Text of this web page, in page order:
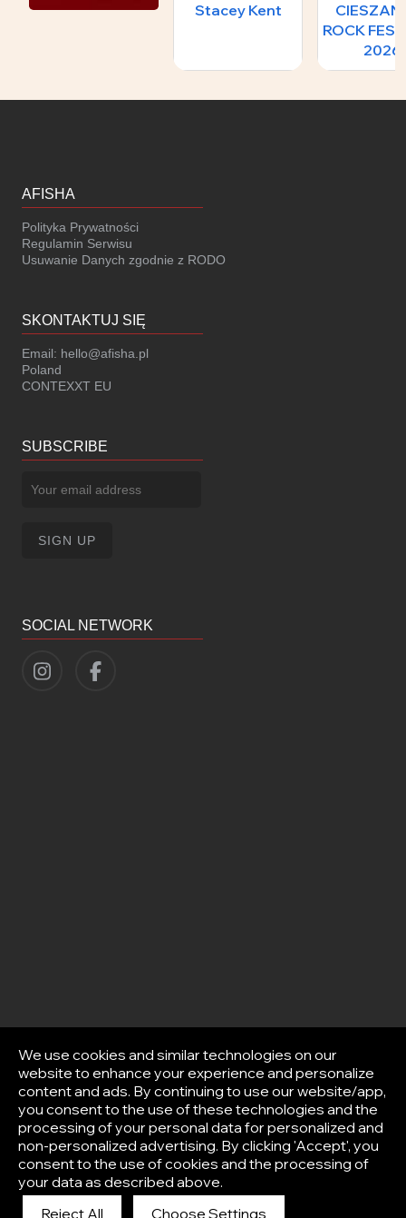
Stacey Kent
ROCK
2026
AFISHA
Polityka Prywatności
Regulamin Serwisu
Usuwanie Danych zgodnie z RODO
SKONTAKTUJ SIĘ
Email: hello@afisha.pl
Poland
CONTEXXT EU
SUBSCRIBE
SOCIAL NETWORK
We use cookies and similar technologies on our
website to enhance your experience and personalize
content and ads. By continuing to use our website/app,
you consent to the use of these technologies and the
processing of your personal data for personalized and
non-personalized advertising. By clicking 'Accept', you
consent to the use of cookies and the processing of
your data as described above.
Reject All
Choose Settings